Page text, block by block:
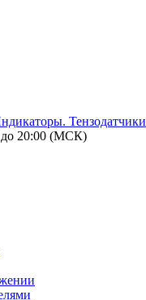
Тензодатчики
до 20:00 (МСК)